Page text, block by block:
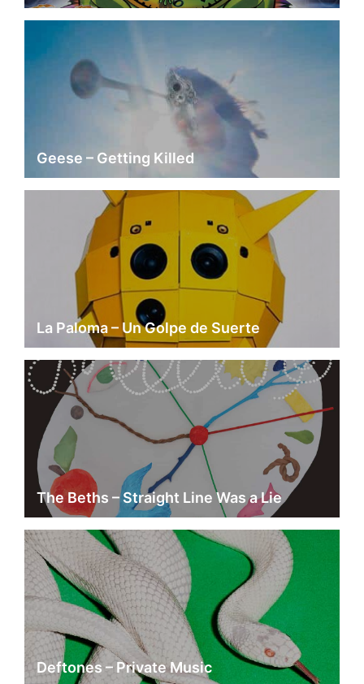
Geese – Getting Killed
La Paloma – Un Golpe de Suerte
The Beths – Straight Line Was a Lie
Deftones – Private Music